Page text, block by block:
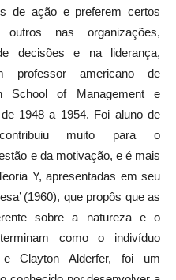
de ação e preferem certos
nas organizações,
decisões e na liderança,
professor americano de
School of Management e
1948 a 1954. Foi aluno de
muito para o
e da motivação, e é mais
Y, apresentadas em seu
(1960), que propôs que as
sobre a natureza e o
como o indivíduo
e Clayton Alderfer, foi um